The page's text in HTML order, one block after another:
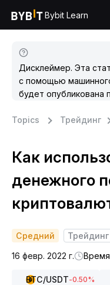
Bybit Learn
Дисклеймер. Эта
с помощью
будет опубликована
Topics Трейдинг
Как
денежного
Средний
Трейдинг
16 февр. 2022 г.
Время
BTC/USDT-0.50%